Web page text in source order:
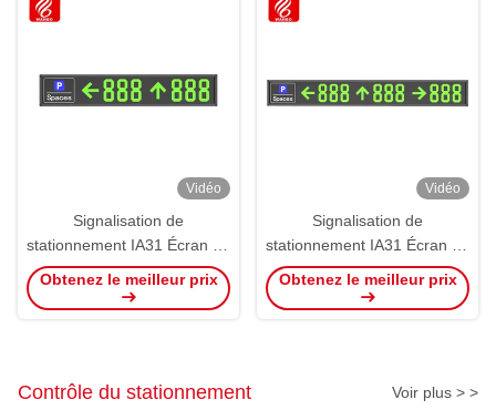
Vidéo
Signalisation de
stationnement IA31 Écran de
guidage intérieur
bidirectionnel Affichage
Obtenez le meilleur prix
Vidéo
Signalisation de
stationnement IA31 Écran de
guidage intérieur à trois
voies affichage standard 485
Obtenez le meilleur prix
Contrôle du stationnement Voir plus > >